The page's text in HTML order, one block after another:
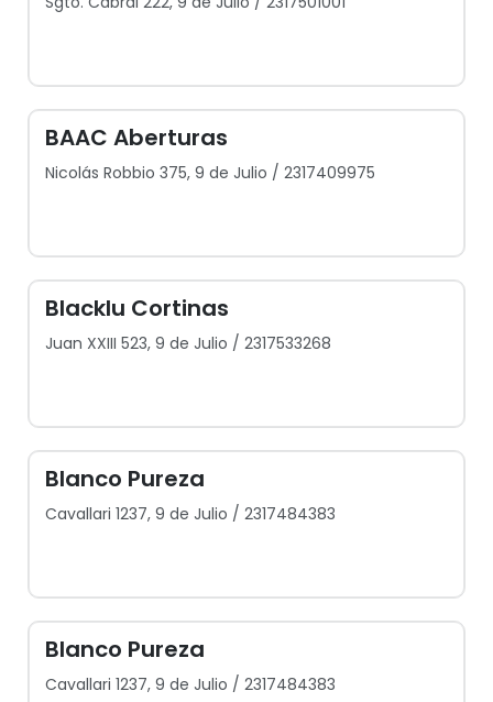
BAAC Aberturas
Nicolás Robbio 375, 9 de Julio / 2317409975
Blacklu Cortinas
Juan XXIII 523, 9 de Julio / 2317533268
Blanco Pureza
Cavallari 1237, 9 de Julio / 2317484383
Blanco Pureza
Cavallari 1237, 9 de Julio / 2317484383